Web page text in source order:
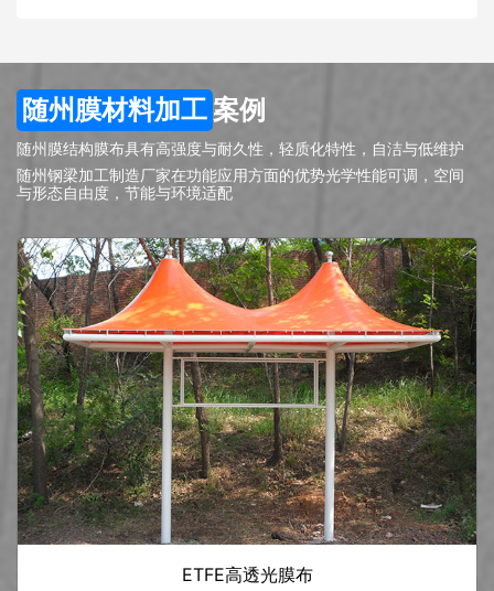
随州膜材料加工 案例
随州膜结构膜布具有高强度与耐久性，轻质化特性，自洁与低维护
随州钢梁加工制造厂家在功能应用方面的优势光学性能可调，空间
与形态自由度，节能与环境适配
ETFE高透光膜布